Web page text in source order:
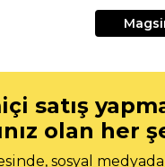
satış
olan her
sosyal